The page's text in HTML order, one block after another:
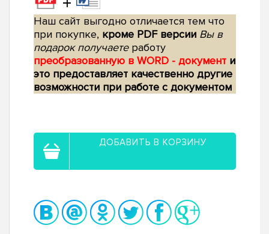
Наш сайт выгодно отличается тем что
при покупке, кроме PDF версии Вы в
подарок получаетеработу
преобразованную в WORD - документ и
это предоставляет качественно другие
возможности при работе с документом
ДОБАВИТЬ В КОРЗИНУ